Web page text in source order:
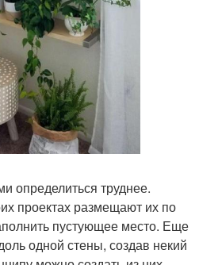
определиться труднее.
проектах размещают их по
пустующее место. Еще
одной стены, создав некий